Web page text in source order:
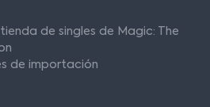
de singles de Magic: The
de importación